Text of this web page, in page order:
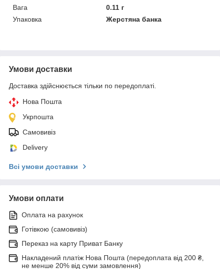
Вага
0.11 г
Упаковка
Жерстяна банка
Умови доставки
Доставка здійснюється тільки по передоплаті.
Нова Пошта
Укрпошта
Самовивіз
Delivery
Всі умови доставки
Умови оплати
Оплата на рахунок
Готівкою (самовивіз)
Переказ на карту Приват Банку
Накладений платіж Нова Пошта (передоплата від 200 ₴,
не менше 20% від суми замовлення)